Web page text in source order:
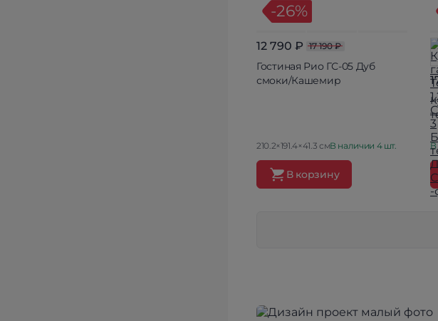
-26%
12 790 ₽ 17 190 ₽
Гостиная Рио ГС-05 Дуб
смоки/Кашемир
210.2×191.4×41.3 смВ наличии 4 шт.
В корзину
В